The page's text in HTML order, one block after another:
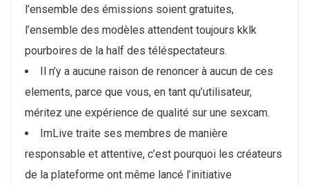
l’ensemble des émissions soient gratuites,
l’ensemble des modèles attendent toujours kklk
pourboires de la half des téléspectateurs.
Il n’y a aucune raison de renoncer à aucun de ces
elements, parce que vous, en tant qu’utilisateur,
méritez une expérience de qualité sur une sexcam.
ImLive traite ses membres de manière
responsable et attentive, c’est pourquoi les créateurs
de la plateforme ont même lancé l’initiative